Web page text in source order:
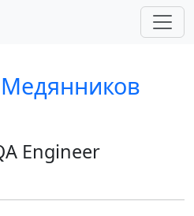
Engineer